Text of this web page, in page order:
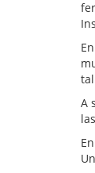
A